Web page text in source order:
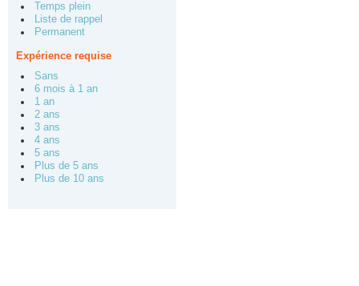
Temps plein
Liste de rappel
Permanent
Expérience requise
Sans
6 mois à 1 an
1 an
2 ans
3 ans
4 ans
5 ans
Plus de 5 ans
Plus de 10 ans